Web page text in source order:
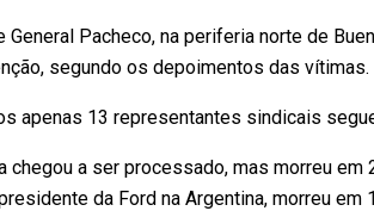
Pacheco, na periferia norte de
segundo os depoimentos das vítimas.
apenas 13 representantes sindicais
chegou a ser processado, mas morreu em
da Ford na Argentina, morreu em